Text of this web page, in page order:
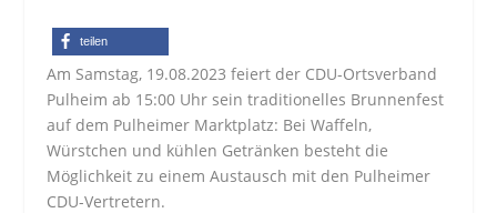
teilen
Am Samstag, 19.08.2023 feiert der CDU-Ortsverband
Pulheim ab 15:00 Uhr sein traditionelles Brunnenfest
auf dem Pulheimer Marktplatz: Bei Waffeln,
Würstchen und kühlen Getränken besteht die
Möglichkeit zu einem Austausch mit den Pulheimer
CDU-Vertretern.